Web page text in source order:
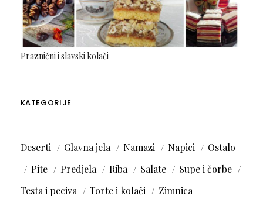
Praznični i slavski kolači
KATEGORIJE
Deserti Glavna jela Namazi Napici
Ostalo
Pite
Predjela Riba Salate
Supe i čorbe
Testa i peciva
Torte i kolači Zimnica